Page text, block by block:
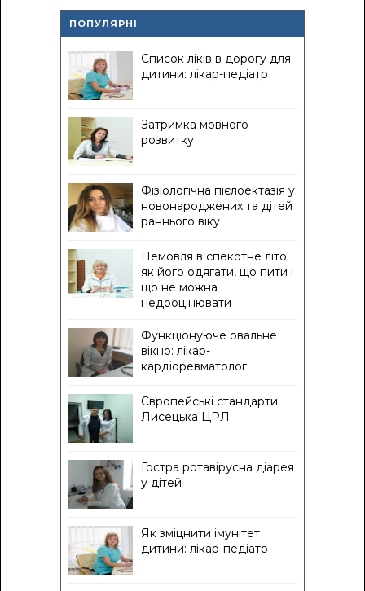
ПОПУЛЯРНІ
Список ліків в дорогу для
дитини: лікар-педіатр
Затримка мовного
розвитку
Фізіологічна пієлоектазія у
новонароджених та дітей
раннього віку
Немовля в спекотне літо:
як його одягати, що пити і
що не можна
недооцінювати
Функціонуюче овальне
вікно: лікар-
кардіоревматолог
Європейські стандарти:
Лисецька ЦРЛ
Гостра ротавірусна діарея
у дітей
Як зміцнити імунітет
дитини: лікар-педіатр